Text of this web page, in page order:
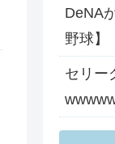
DeNA
野球】
セリー